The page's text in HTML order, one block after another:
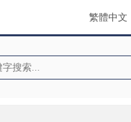
繁體中文